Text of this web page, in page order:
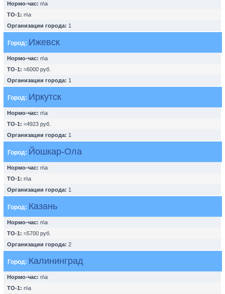
Нормо-час: n\a
ТО-1: n\a
Организации города: 1
Город: Ижевск
Нормо-час: n\a
ТО-1: ≈6000 руб.
Организации города: 1
Город: Иркутск
Нормо-час: n\a
ТО-1: ≈4923 руб.
Организации города: 1
Город: Йошкар-Ола
Нормо-час: n\a
ТО-1: n\a
Организации города: 1
Город: Казань
Нормо-час: n\a
ТО-1: ≈5700 руб.
Организации города: 2
Город: Калининград
Нормо-час: n\a
ТО-1: n\a